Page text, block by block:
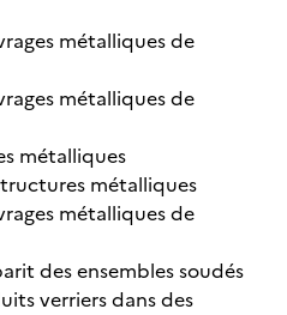
métalliques de
métalliques de
métalliques
métalliques
métalliques de
des ensembles soudés
verriers dans des